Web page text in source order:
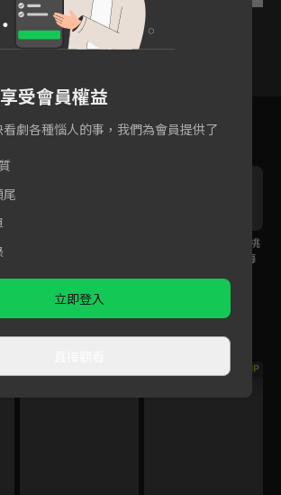
3
EP06預告｜硬著頭皮挑
戰風帆跨島！李銘忠海
VIP
受會員權益
劇各種惱人的事，我們為會員提供了
尾
立即登入